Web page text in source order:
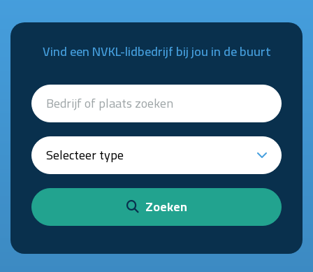
Vind een NVKL-lidbedrijf bij jou in de buurt
Zoeken